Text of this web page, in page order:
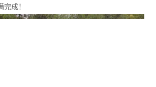
成！